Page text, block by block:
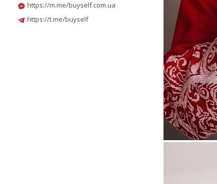
https://m.me/buyself.com.ua
https://t.me/buyself